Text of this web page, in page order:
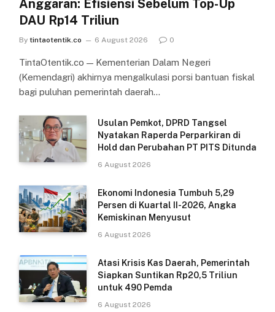
Anggaran: Efisiensi Sebelum Top-Up
DAU Rp14 Triliun
By tintaotentik.co 6 August 2026 0
TintaOtentik.co — Kementerian Dalam Negeri
(Kemendagri) akhirnya mengalkulasi porsi bantuan fiskal
bagi puluhan pemerintah daerah…
Usulan Pemkot, DPRD Tangsel
Nyatakan Raperda Perparkiran di
Hold dan Perubahan PT PITS Ditunda
6 August 2026
Ekonomi Indonesia Tumbuh 5,29
Persen di Kuartal II-2026, Angka
Kemiskinan Menyusut
6 August 2026
Atasi Krisis Kas Daerah, Pemerintah
Siapkan Suntikan Rp20,5 Triliun
untuk 490 Pemda
6 August 2026